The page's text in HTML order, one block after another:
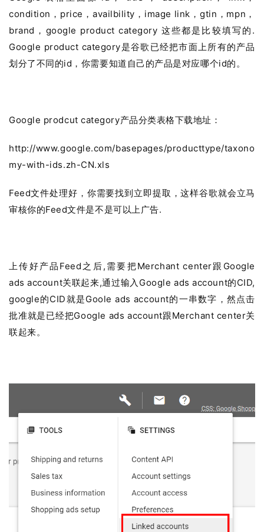
页
运
营
实
战
拆
操
C
condition，price，availbility，image link，gtin，mpn，
brand，google product category 这些都是比较填写的.
Google product category是谷歌已经把市面上所有的产品
划分了不同的id，你需要知道自己的产品是对应哪个id的。
Google prodcut category产品分类表格下载地址：
http://www.google.com/basepages/producttype/taxono
my-with-ids.zh-CN.xls
Feed文件处理好，你需要找到立即提取，这样谷歌就会立马
审核你的Feed文件是不是可以上广告.
上传好产品Feed之后,需要把Merchant center跟Google
ads account关联起来,通过输入Google ads account的CID,
google的CID就是Goole ads account的一串数字，然点击
批准就是已经把Google ads account跟Merchant center关
联起来。